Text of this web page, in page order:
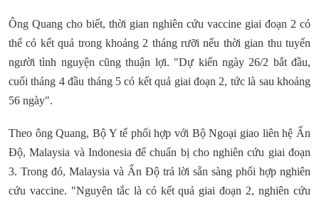
Ông Quang cho biết, thời gian nghiên cứu vaccine giai đoạn 2 có
thể có kết quả trong khoảng 2 tháng rưỡi nếu thời gian thu tuyển
người tình nguyện cũng thuận lợi. "Dự kiến ngày 26/2 bắt đầu,
cuối tháng 4 đầu tháng 5 có kết quả giai đoạn 2, tức là sau khoảng
56 ngày".
Theo ông Quang, Bộ Y tế phối hợp với Bộ Ngoại giao liên hệ Ấn
Độ, Malaysia và Indonesia để chuẩn bị cho nghiên cứu giai đoạn
3. Trong đó, Malaysia và Ấn Độ trả lời sẵn sàng phối hợp nghiên
cứu vaccine. "Nguyên tắc là có kết quả giai đoạn 2, nghiên cứu